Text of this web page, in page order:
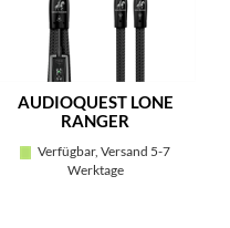
AUDIOQUEST LONE
RANGER
Verfügbar, Versand 5-7
Werktage